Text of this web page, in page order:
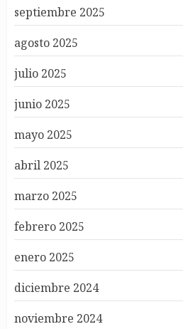
septiembre 2025
agosto 2025
julio 2025
junio 2025
mayo 2025
abril 2025
marzo 2025
febrero 2025
enero 2025
diciembre 2024
noviembre 2024